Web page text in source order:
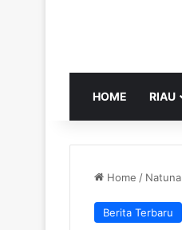
HOME RIAU
Home / Natuna
Berita Terbaru